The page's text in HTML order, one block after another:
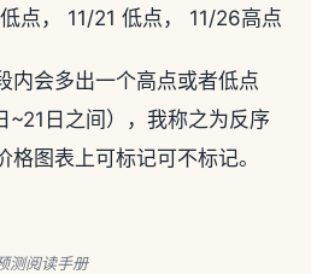
点， 11/21 低点， 11/26高点
内会多出一个高点或者低点
~21日之间），我称之为反序
图表上可标记可不标记。
测阅读手册